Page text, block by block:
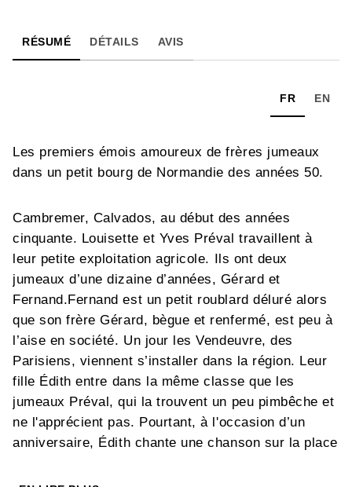
RÉSUMÉ DÉTAILS AVIS
FR EN
Les premiers émois amoureux de frères jumeaux
dans un petit bourg de Normandie des années 50.
Cambremer, Calvados, au début des années
cinquante. Louisette et Yves Préval travaillent à
leur petite exploitation agricole. Ils ont deux
jumeaux d’une dizaine d’années, Gérard et
Fernand.Fernand est un petit roublard déluré alors
que son frère Gérard, bègue et renfermé, est peu à
l’aise en société. Un jour les Vendeuvre, des
Parisiens, viennent s’installer dans la région. Leur
fille Édith entre dans la même classe que les
jumeaux Préval, qui la trouvent un peu pimbêche et
ne l'apprécient pas. Pourtant, à l'occasion d’un
anniversaire, Édith chante une chanson sur la place
ébloui. Dès cet instant, toutes ses pensées